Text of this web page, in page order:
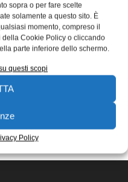
sopra o per fare scelte
solamente a questo sito. È
momento, compreso il
Cookie Policy o cliccando
parte inferiore dello schermo.
questi scopi
Policy